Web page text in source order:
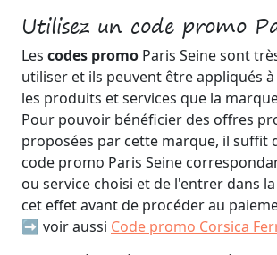
Utilisez un code promo
Les codes promo Paris Seine sont
utiliser et ils peuvent être appliqués
les produits et services que la
Pour pouvoir bénéficier des offres
proposées par cette marque, il suffit
code promo Paris Seine
ou service choisi et de l'entrer dans
cet effet avant de procéder au
➡️ voir aussi Code promo Corsica